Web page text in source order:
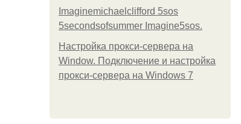
Imaginemichaelclifford 5sos
5secondsofsummer Imagine5sos.
Настройка прокси-сервера на
Window. Подключение и настройка
прокси-сервера на Windows 7